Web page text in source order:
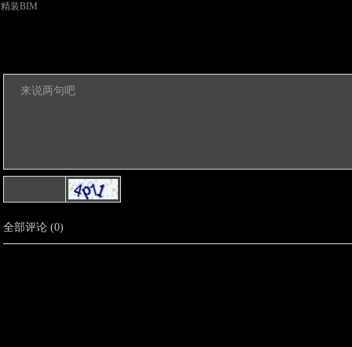
精装BIM
全部评论 (0)